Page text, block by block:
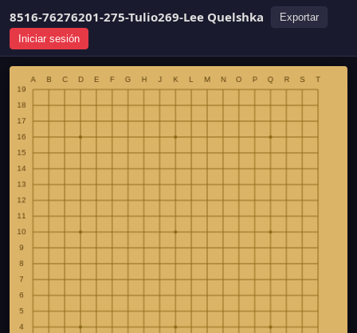
8516-76276201-275-Tulio269-Lee Quelshka
Exportar
Iniciar sesión